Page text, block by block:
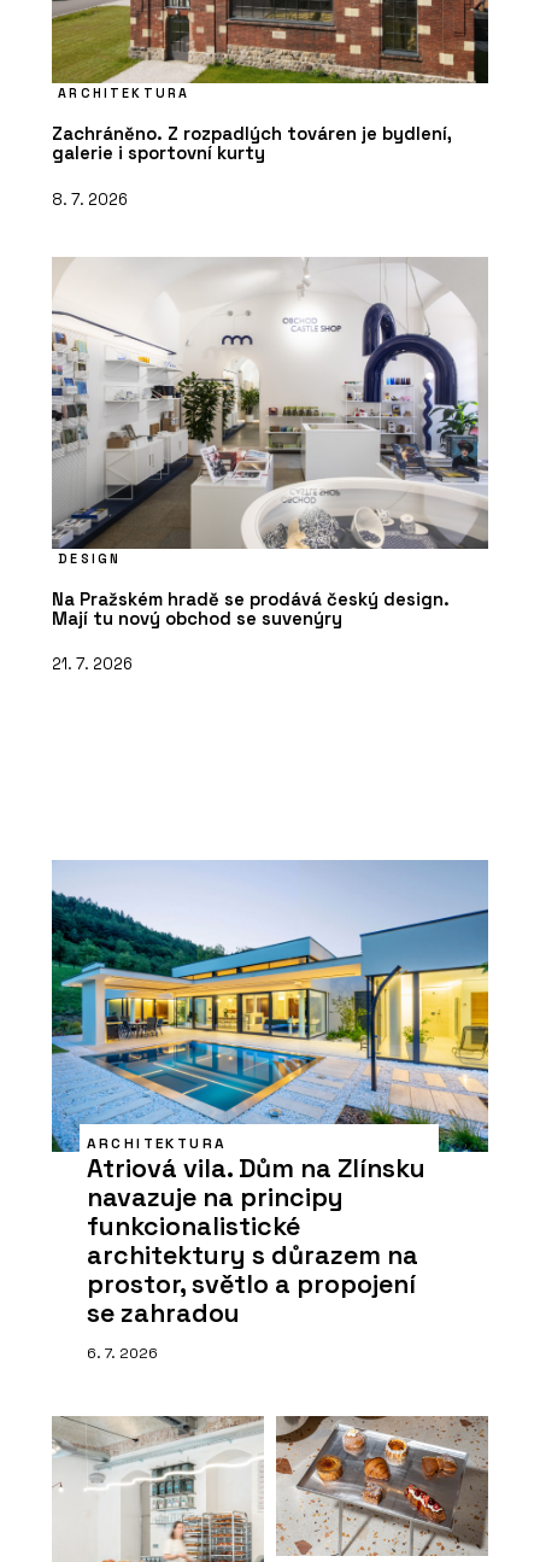
ARCHITEKTURA
Zachráněno. Z rozpadlých továren je bydlení,
galerie i sportovní kurty
8. 7. 2026
DESIGN
Na Pražském hradě se prodává český design.
Mají tu nový obchod se suvenýry
21. 7. 2026
ARCHITEKTURA
Atriová vila. Dům na Zlínsku
navazuje na principy
funkcionalistické
architektury s důrazem na
prostor, světlo a propojení
se zahradou
6. 7. 2026